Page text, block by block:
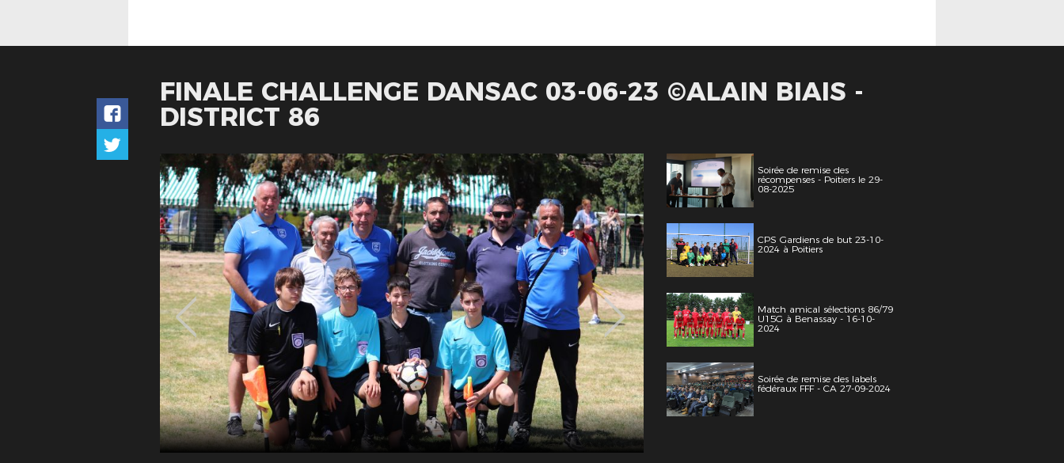
FINALE CHALLENGE DANSAC 03-06-23 ©ALAIN BIAIS -
DISTRICT 86
Soirée de remise des
récompenses - Poitiers le 29-
08-2025
CPS Gardiens de but 23-10-
2024 à Poitiers
Match amical sélections 86/79
U15G à Benassay - 16-10-
2024
Soirée de remise des labels
fédéraux FFF - CA 27-09-2024